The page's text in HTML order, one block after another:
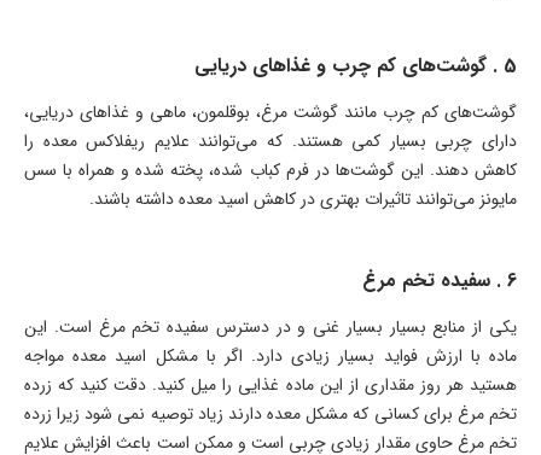
5 . گوشت‌های کم چرب و غذاهای دریایی
گوشت‌های کم چرب مانند گوشت مرغ، بوقلمون، ماهی و غذاهای دریایی،
دارای چربی بسیار کمی هستند. که می‌توانند علایم ریفلاکس معده را
کاهش دهند. این گوشت‌ها در فرم کباب شده، پخته شده و همراه با سس
مایونز می‌توانند تاثیرات بهتری در کاهش اسید معده داشته باشند.
6 . سفیده تخم مرغ
یکی از منابع بسیار بسیار غنی و در دسترس سفیده تخم مرغ است. این
ماده با ارزش فواید بسیار زیادی دارد. اگر با مشکل اسید معده مواجه
هستید هر روز مقداری از این ماده غذایی را میل کنید. دقت کنید که زرده
تخم مرغ برای کسانی که مشکل معده دارند زیاد توصیه نمی شود زیرا زرده
تخم مرغ حاوی مقدار زیادی چربی است و ممکن است باعث افزایش علایم